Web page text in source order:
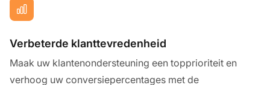
Verbeterde klanttevredenheid
Maak uw klantenondersteuning een topprioriteit en
verhoog uw conversiepercentages met de